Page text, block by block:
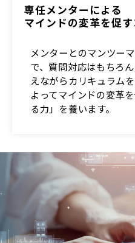
専任メンターによる
マインドの変革を促
メンターとのマンツー
で、質問対応はもちろ
えながらカリキュラム
よってマインドの変革
る力」を養います。